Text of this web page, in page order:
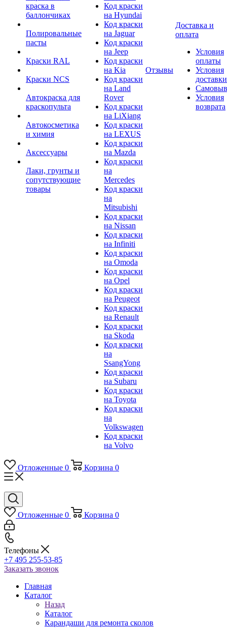
краска в
баллончиках
Полировальные
пасты
Краски RAL
Краски NCS
Автокраска для
краскопульта
Автокосметика
и химия
Аксессуары
Лаки, грунты и
сопутствующие
товары
Код краски
на Hyundai
Код краски
на Jaguar
Код краски
на Jeep
Код краски
на Kia
Код краски
на Land
Rover
Код краски
на LiXiang
Код краски
на LEXUS
Код краски
на Mazda
Код краски
на
Mercedes
Код краски
на
Mitsubishi
Код краски
на Nissan
Код краски
на Infiniti
Код краски
на Omoda
Код краски
на Opel
Код краски
на Peugeot
Код краски
на Renault
Код краски
на Skoda
Код краски
на
SsangYong
Код краски
на Subaru
Код краски
на Toyota
Код краски
на
Volkswagen
Код краски
на Volvo
Отзывы
Доставка и
оплата
Условия
оплаты
Условия
доставки
Условия
возврата
Отложенные 0 Корзина 0
Отложенные 0 Корзина 0
Телефоны
+7 495 255-53-85
Заказать звонок
Главная
Каталог
Назад
Каталог
Карандаши для ремонта сколов